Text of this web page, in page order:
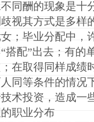
同酬的现象是十
视其方式是多样
；毕业分配中，
搭配”出去；有的
在取得同样成绩
同等条件的情况
术投资，造成一
的职业分布